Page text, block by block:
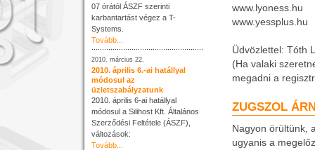
07 órától ÁSZF szerinti
karbantartást végez a T-
Systems.
Tovább...
2010. március 22.
2010. április 6.-ai hatállyal
módosul az
üzletszabályzatunk
2010. április 6-ai hatállyal
módosul a Silihost Kft. Általános
Szerződési Feltétele (ÁSZF),
változások:
Tovább...
www.lyoness.hu
www.yessplus.hu
Üdvözlettel: Tóth
(Ha valaki
megadni a
ZUGSZOL
Nagyon örültünk,
ugyanis a